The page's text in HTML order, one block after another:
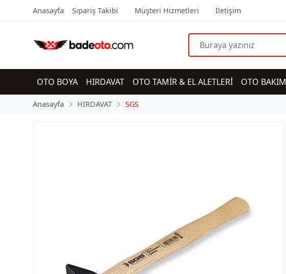
Anasayfa Sipariş Takibi Müşteri Hizmetleri İletişim
OTO BOYA HIRDAVAT OTO TAMİR & EL ALETLERİ OTO BAKIM
Anasayfa HIRDAVAT SGS